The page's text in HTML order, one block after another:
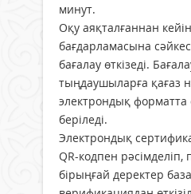
минут.
Оқу аяқталғаннан
бағдарламасына
бағалау өткізеді.
тыңдаушыларға қағаз
электрондық форматта
беріледі.
Электрондық
QR-кодпен рәсімделіп,
бірыңғай деректер